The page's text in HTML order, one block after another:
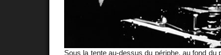
Sous la tente au-dessus du périphe, au fond du